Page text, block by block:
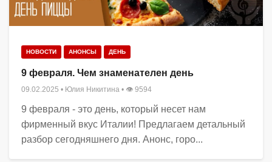
НОВОСТИ АНОНСЫ ДЕНЬ
9 февраля. Чем знаменателен день
09.02.2025 • Юлия Никитина • 👁 9594
9 февраля - это день, который несет нам
фирменный вкус Италии! Предлагаем детальный
разбор сегодняшнего дня. Анонс, горо...